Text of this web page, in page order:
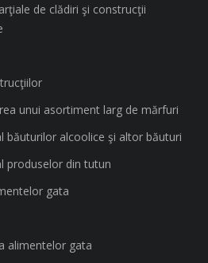
de clădiri şi construcţii
unui asortiment larg de mărfuri
băuturilor alcoolice şi altor băuturi
produselor din tutun
gata
alimentelor gata